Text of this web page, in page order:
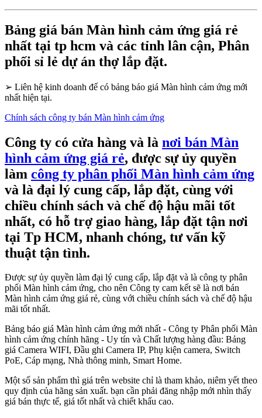
Bảng giá bán Màn hình cảm ứng giá rẻ
nhất tại tp hcm và các tỉnh lân cận, Phân
phối sỉ lẻ dự án thợ lắp đặt.
➢ Liên hệ kinh doanh để có bảng báo giá Màn hình cảm ứng mới
nhất hiện tại.
Chính sách công ty bán Màn hình cảm ứng
Công ty có cửa hàng và là nơi bán Màn
hình cảm ứng giá rẻ, được sự ủy quyền
làm công ty phân phối Màn hình cảm ứng
và là đại lý cung cấp, lắp đặt, cùng với
chiều chính sách và chế độ hậu mãi tốt
nhất, có hỗ trợ giao hàng, lắp đặt tận nơi
tại Tp HCM, nhanh chóng, tư vấn kỹ
thuật tận tình.
Được sự ủy quyền làm đại lý cung cấp, lắp đặt và là công ty phân
phối Màn hình cảm ứng, cho nên Công ty cam kết sẽ là nơi bán
Màn hình cảm ứng giá rẻ, cùng với chiều chính sách và chế độ hậu
mãi tốt nhất.
Bảng báo giá Màn hình cảm ứng mới nhất - Công ty Phân phối Màn
hình cảm ứng chính hãng - Uy tín và Chất lượng hàng đầu: Bảng
giá Camera WIFI, Đầu ghi Camera IP, Phụ kiện camera, Switch
PoE, Cáp mạng, Nhà thông minh, Smart Home.
Một số sản phẩm thì giá trên website chỉ là tham khảo, niêm yết theo
quy định của hãng sản xuất. bạn cần phải đăng nhập mới nhìn thấy
giá bán thực tế, giá tốt nhất và chiết khấu cao.